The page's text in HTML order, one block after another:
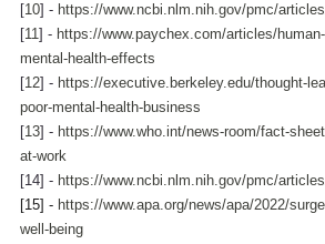
[10] - https://www.ncbi.nlm.nih.gov/pmc/
[11] - https://www.paychex.com/articles/
mental-health-effects
[12] - https://executive.berkeley.edu/thought-
poor-mental-health-business
[13] - https://www.who.int/news-room/fact-
at-work
[14] - https://www.ncbi.nlm.nih.gov/pmc/
[15] - https://www.apa.org/news/apa/2022/
well-being